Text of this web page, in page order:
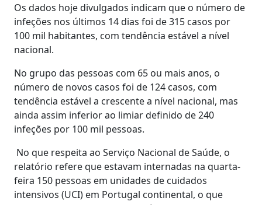
Os dados hoje divulgados indicam que o número de
infeções nos últimos 14 dias foi de 315 casos por
100 mil habitantes, com tendência estável a nível
nacional.
No grupo das pessoas com 65 ou mais anos, o
número de novos casos foi de 124 casos, com
tendência estável a crescente a nível nacional, mas
ainda assim inferior ao limiar definido de 240
infeções por 100 mil pessoas.
No que respeita ao Serviço Nacional de Saúde, o
relatório refere que estavam internadas na quarta-
feira 150 pessoas em unidades de cuidados
intensivos (UCI) em Portugal continental, o que